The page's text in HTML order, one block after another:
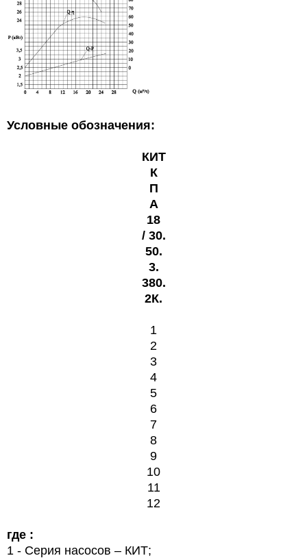
Условные обозначения:
КИТ
К
П
А
18
/ 30.
50.
3.
380.
2К.
1
2
3
4
5
6
7
8
9
10
11
12
где :
1 - Серия насосов – КИТ;